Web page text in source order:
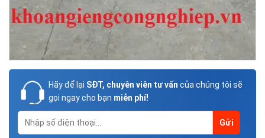
Hãy để lại SĐT, chuyên viên tư vấn của chúng tôi sẽ
gọi ngay cho bạn miễn phí!